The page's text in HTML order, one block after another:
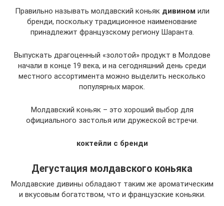
Правильно называть молдавский коньяк дивином или
бренди, поскольку традиционное наименование
принадлежит французскому региону Шаранта.
Выпускать драгоценный «золотой» продукт в Молдове
начали в конце 19 века, и на сегодняшний день среди
местного ассортимента можно выделить несколько
популярных марок.
Молдавский коньяк – это хороший выбор для
официального застолья или дружеской встречи.
коктейли с бренди
Дегустация молдавского коньяка
Молдавские дивины обладают таким же ароматическим
и вкусовым богатством, что и французские коньяки.